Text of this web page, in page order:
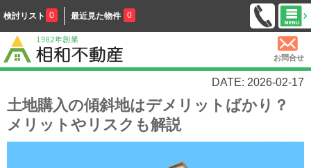
検討リスト 0 最近見た物件 0
お問合せ
DATE: 2026-02-17
土地購入の傾斜地はデメリットばかり？
メリットやリスクも解説